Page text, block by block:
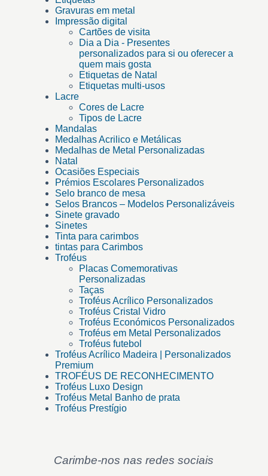
Gravuras em metal
Impressão digital
Cartões de visita
Dia a Dia - Presentes
personalizados para si ou oferecer a
quem mais gosta
Etiquetas de Natal
Etiquetas multi-usos
Lacre
Cores de Lacre
Tipos de Lacre
Mandalas
Medalhas Acrilico e Metálicas
Medalhas de Metal Personalizadas
Natal
Ocasiões Especiais
Prémios Escolares Personalizados
Selo branco de mesa
Selos Brancos – Modelos Personalizáveis
Sinete gravado
Sinetes
Tinta para carimbos
tintas para Carimbos
Troféus
Placas Comemorativas
Personalizadas
Taças
Troféus Acrílico Personalizados
Troféus Cristal Vidro
Troféus Económicos Personalizados
Troféus em Metal Personalizados
Troféus futebol
Troféus Acrílico Madeira | Personalizados
Premium
TROFÉUS DE RECONHECIMENTO
Troféus Luxo Design
Troféus Metal Banho de prata
Troféus Prestígio
Carimbe-nos nas redes sociais